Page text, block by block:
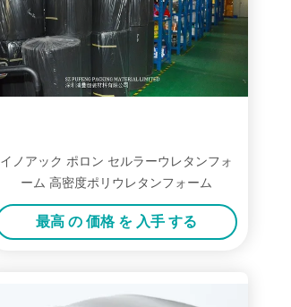
イノアック ポロン セルラーウレタンフォ
ーム 高密度ポリウレタンフォーム
最高 の 価格 を 入手 する